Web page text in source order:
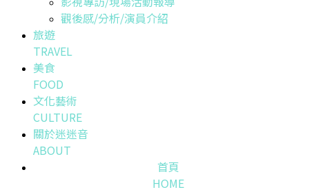
觀後感/分析/演員介紹
旅遊
TRAVEL
美食
FOOD
文化藝術
CULTURE
關於迷迷音
ABOUT
首頁
HOME